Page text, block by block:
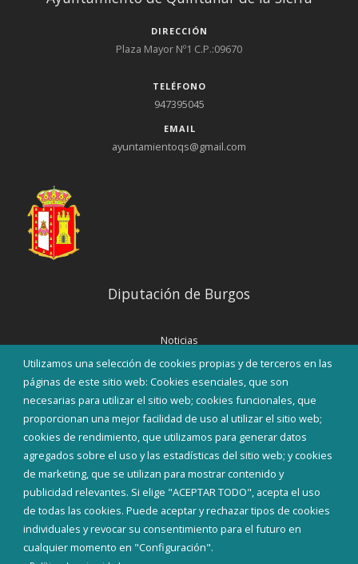
Utilizamos una selección de cookies propias y de terceros en las
páginas de este sitio web: Cookies esenciales, que son
necesarias para utilizar el sitio web; cookies funcionales, que
proporcionan una mejor facilidad de uso al utilizar el sitio web;
cookies de rendimiento, que utilizamos para generar datos
agregados sobre el uso y las estadísticas del sitio web; y cookies
de marketing, que se utilizan para mostrar contenido y
publicidad relevantes. Si elige "ACEPTAR TODO", acepta el uso
de todas las cookies. Puede aceptar y rechazar tipos de cookies
individuales y revocar su consentimiento para el futuro en
cualquier momento en "Configuración".
DIRECCIÓN
Plaza Mayor Nº1 C.P.:09670
TELÉFONO
947395045
EMAIL
ayuntamientoqs@gmail.com
Diputación de Burgos
Noticias
Eventos
Corporación Municipal
Teléfonos de interés
INICIAR SESIÓN
MAPA WEB